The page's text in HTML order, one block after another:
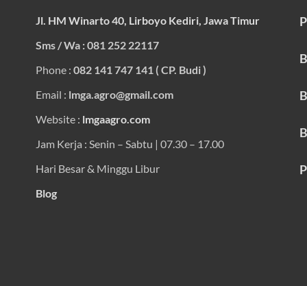
Jl. HM Winarto 40, Lirboyo Kediri, Jawa Timur
Sms / Wa : 081 252 22117
Phone : 082 141 747 141 ( CP. Budi )
Email : lmga.agro@gmail.com
Website : lmgaagro.com
Jam Kerja : Senin – Sabtu | 07.30 – 17.00
Hari Besar & Minggu Libur
Blog